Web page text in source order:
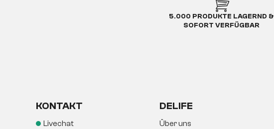
5.000 PRODUKTE LAGERND &
SOFORT VERFÜGBAR
KONTAKT
Livechat
DELIFE
Über uns